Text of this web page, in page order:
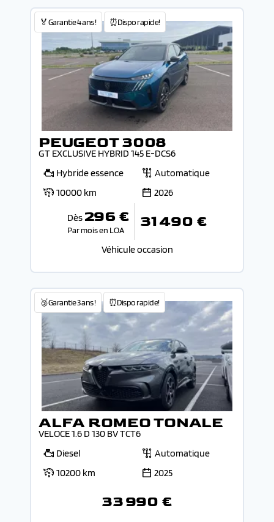
🏅Garantie 4 ans ! ⏰Dispo rapide!
PEUGEOT 3008
GT EXCLUSIVE HYBRID 145 E-DCS6
Hybride essence
Automatique
10000 km
2026
Dès 296 €
Par mois en LOA 31 490 €
Véhicule occasion
🥉Garantie 3 ans ! ⏰Dispo rapide!
ALFA ROMEO TONALE
VELOCE 1.6 D 130 BV TCT6
Diesel
Automatique
10200 km
2025
33 990 €